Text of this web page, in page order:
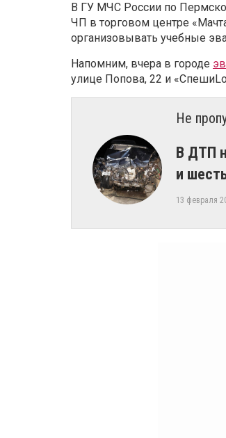
В ГУ МЧС России по
ЧП в торговом центре
организовывать учебные
Напомним, вчера в городе
улице Попова, 22 и
Не
В ДТП
и
13 февраля